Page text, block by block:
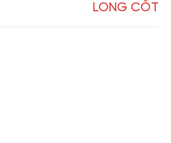
LONG CỐT